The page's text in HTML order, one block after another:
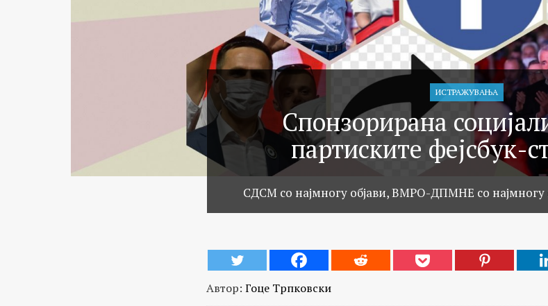
ИСТРАЖУВАЊA
Спонзорирана
партиските фејсбук-
СДСМ со најмногу објави, ВМРО-ДПМНЕ со најмногу
Автор: Гоце Трпковски